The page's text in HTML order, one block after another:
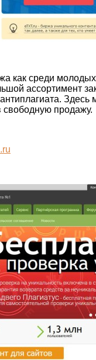
как среди
ассортимент
Здесь
свободную продажу.